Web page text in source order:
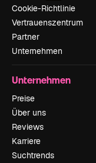
Cookie-Richtlinie
Vertrauenszentrum
Partner
Unternehmen
Unternehmen
Preise
Über uns
Reviews
Karriere
Suchtrends